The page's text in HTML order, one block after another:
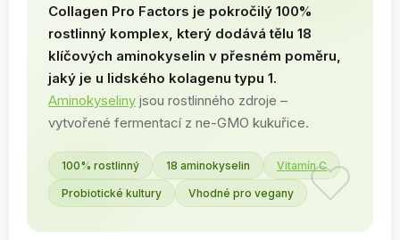
Collagen Pro Factors je pokročilý 100%
rostlinný komplex, který dodává tělu 18
klíčových aminokyselin v přesném poměru,
jaký je u lidského kolagenu typu 1.
Aminokyseliny jsou rostlinného zdroje –
vytvořené fermentací z ne-GMO kukuřice.
100% rostlinný 18 aminokyselin Vitamín C
Probiotické kultury Vhodné pro vegany